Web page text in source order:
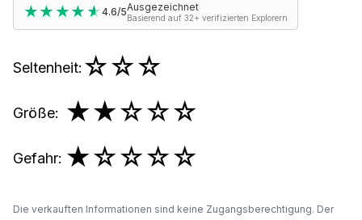
★★★★★
★★★★★4.6/5Ausgezeichnet
Basierend auf 32+ verifizierten Explorern
Seltenheit: ☆☆☆
Größe: ★★☆☆☆
Gefahr: ★☆☆☆☆
Die verkauften Informationen sind keine Zugangsberechtigung. Der